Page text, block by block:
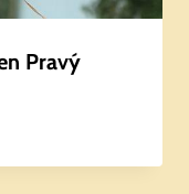
Pravý